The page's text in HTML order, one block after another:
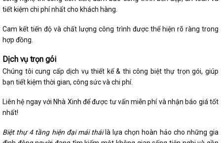
tiết kiệm chi phí nhất cho khách hàng.
Cam kết tiến độ và chất lượng công trình được thể hiện rõ ràng trong
hợp đồng.
Dịch vụ trọn gói
Chúng tôi cung cấp dịch vụ thiết kế & thi công biệt thự trọn gói, giúp
bạn tiết kiệm thời gian, công sức và chi phí.
Liên hệ ngay với Nhà Xinh để được tư vấn miễn phí và nhận báo giá tốt
nhất!
Biệt thự 4 tầng hiện đại mái tháilà lựa chọn hoàn hảo cho những gia